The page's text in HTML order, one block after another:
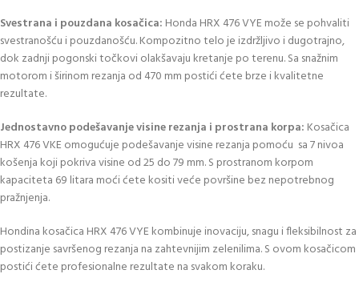
Svestrana i pouzdana kosačica: Honda HRX 476 VYE može se pohvaliti
svestranošću i pouzdanošću. Kompozitno telo je izdržljivo i dugotrajno,
dok zadnji pogonski točkovi olakšavaju kretanje po terenu. Sa snažnim
motorom i širinom rezanja od 470 mm postići ćete brze i kvalitetne
rezultate.
Jednostavno podešavanje visine rezanja i prostrana korpa: Kosačica
HRX 476 VKE omogućuje podešavanje visine rezanja pomoću sa 7 nivoa
košenja koji pokriva visine od 25 do 79 mm. S prostranom korpom
kapaciteta 69 litara moći ćete kositi veće površine bez nepotrebnog
pražnjenja.
Hondina kosačica HRX 476 VYE kombinuje inovaciju, snagu i fleksibilnost za
postizanje savršenog rezanja na zahtevnijim zelenilima. S ovom kosačicom
postići ćete profesionalne rezultate na svakom koraku.